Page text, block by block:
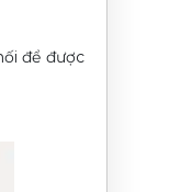
để được